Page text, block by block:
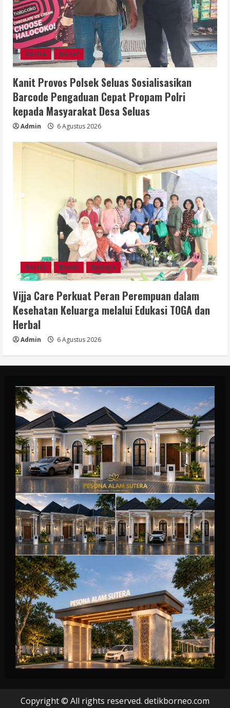
Berita Jurnal
Kanit Provos Polsek Seluas Sosialisasikan
Barcode Pengaduan Cepat Propam Polri
kepada Masyarakat Desa Seluas
Admin 6 Agustus 2026
Berita Bisnis Budaya
Vijja Care Perkuat Peran Perempuan dalam
Kesehatan Keluarga melalui Edukasi TOGA dan
Herbal
Admin 6 Agustus 2026
Copyright © All rights reserved. detikborneo.com